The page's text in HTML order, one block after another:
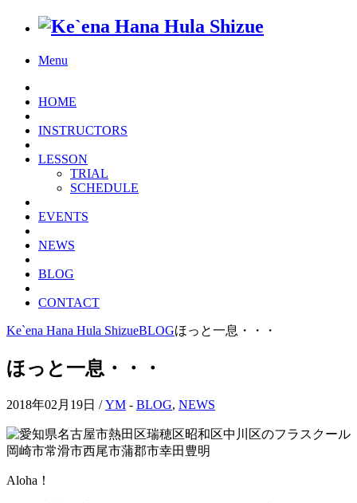
Menu
HOME
INSTRUCTORS
LESSON
TRIAL
SCHEDULE
EVENTS
NEWS
BLOG
CONTACT
Ke`ena Hana Hula ShizueBLOGほっと一息・・・
ほっと一息・・・
2018年02月19日 /YM - BLOG, NEWS
Aloha！